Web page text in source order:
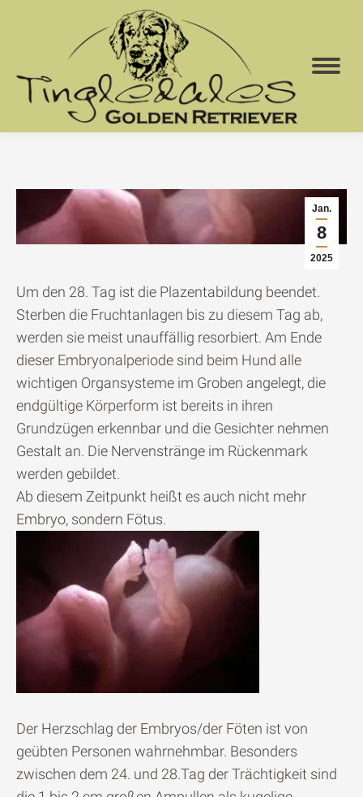
Jan.
8
2025
Um den 28. Tag ist die Plazentabildung beendet.
Sterben die Fruchtanlagen bis zu diesem Tag ab,
werden sie meist unauffällig resorbiert. Am Ende
dieser Embryonalperiode sind beim Hund alle
wichtigen Organsysteme im Groben angelegt, die
endgültige Körperform ist bereits in ihren
Grundzügen erkennbar und die Gesichter nehmen
Gestalt an. Die Nervenstränge im Rückenmark
werden gebildet.
Ab diesem Zeitpunkt heißt es auch nicht mehr
Embryo, sondern Fötus.
Der Herzschlag der Embryos/der Föten ist von
geübten Personen wahrnehmbar. Besonders
zwischen dem 24. und 28.Tag der Trächtigkeit sind